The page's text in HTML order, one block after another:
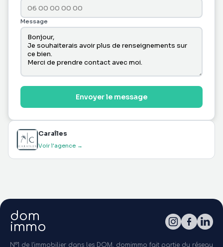
Message
Envoyer le message
Caraîles
Voir l'agence →
dom
immo
N°1 de l'immobilier dans les DOM, domimmo fait partie du réseau